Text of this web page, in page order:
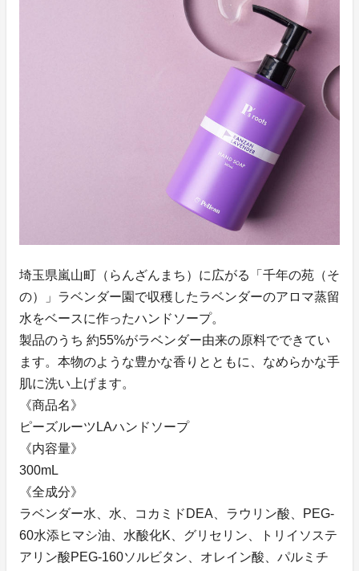
埼玉県嵐山町（らんざんまち）に広がる「千年の苑（そ
の）」ラベンダー園で収穫したラベンダーのアロマ蒸留
水をベースに作ったハンドソープ。
製品のうち 約55%がラベンダー由来の原料でできてい
ます。本物のような豊かな香りとともに、なめらかな手
肌に洗い上げます。
《商品名》
ピーズルーツLAハンドソープ
《内容量》
300mL
《全成分》
ラベンダー水、水、コカミドDEA、ラウリン酸、PEG-
60水添ヒマシ油、水酸化K、グリセリン、トリイソステ
アリン酸PEG-160ソルビタン、オレイン酸、パルミチ